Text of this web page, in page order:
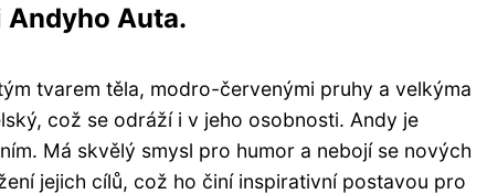
Auta.
tvarem těla, modro-červenými pruhy a velkýma
což se odráží i v jeho osobnosti. Andy je
Má skvělý smysl pro humor a nebojí se nových
jejich cílů, což ho činí inspirativní postavou pro